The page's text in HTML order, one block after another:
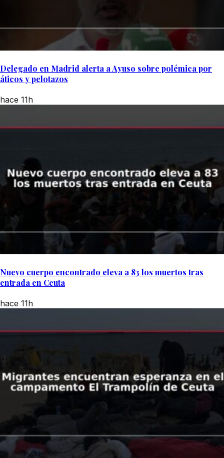
Delegado en Madrid alerta a Ayuso sobre polémica por
áticos y pelotazos
hace 11h
Nuevo cuerpo encontrado eleva a 83 los muertos tras
entrada en Ceuta
hace 11h